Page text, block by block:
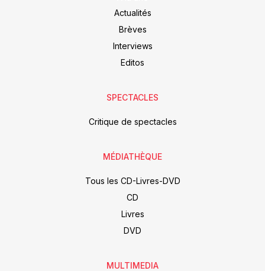
Actualités
Brèves
Interviews
Editos
SPECTACLES
Critique de spectacles
MÉDIATHÈQUE
Tous les CD-Livres-DVD
CD
Livres
DVD
MULTIMEDIA